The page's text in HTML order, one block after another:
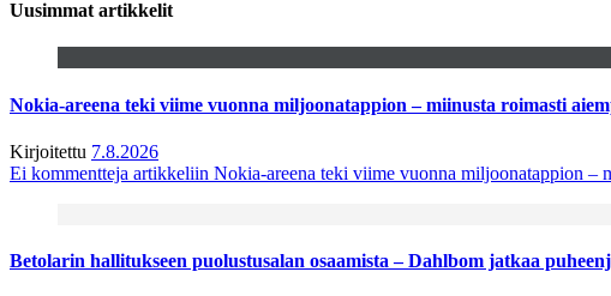
Uusimmat artikkelit
Nokia-areena teki viime vuonna miljoonatappion – miinusta roimasti
Kirjoitettu 7.8.2026
Ei kommentteja artikkeliin Nokia-areena teki viime vuonna miljoonatappion –
Betolarin hallitukseen puolustusalan osaamista – Dahlbom jatkaa